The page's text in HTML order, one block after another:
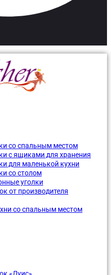
со спальным местом
с ящиками для хранения
для маленькой кухни
со столом
уголки
от производителя
со спальным местом